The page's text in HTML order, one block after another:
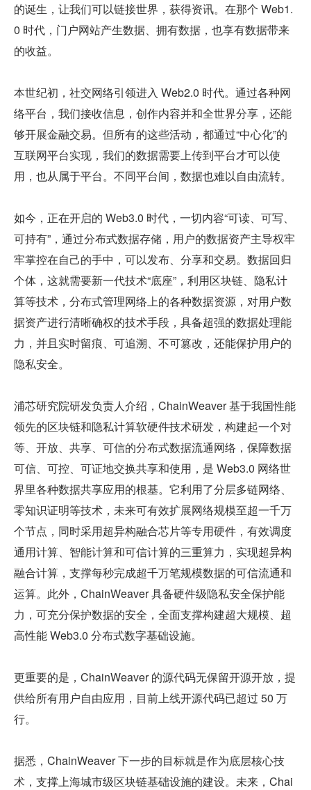
的诞生，让我们可以链接世界，获得资讯。在那个 Web1.
0 时代，门户网站产生数据、拥有数据，也享有数据带来
的收益。
本世纪初，社交网络引领进入 Web2.0 时代。通过各种网
络平台，我们接收信息，创作内容并和全世界分享，还能
够开展金融交易。但所有的这些活动，都通过“中心化”的
互联网平台实现，我们的数据需要上传到平台才可以使
用，也从属于平台。不同平台间，数据也难以自由流转。
如今，正在开启的 Web3.0 时代，一切内容“可读、可写、
可持有”，通过分布式数据存储，用户的数据资产主导权牢
牢掌控在自己的手中，可以发布、分享和交易。数据回归
个体，这就需要新一代技术“底座”，利用区块链、隐私计
算等技术，分布式管理网络上的各种数据资源，对用户数
据资产进行清晰确权的技术手段，具备超强的数据处理能
力，并且实时留痕、可追溯、不可篡改，还能保护用户的
隐私安全。
浦芯研究院研发负责人介绍，ChainWeaver 基于我国性能
领先的区块链和隐私计算软硬件技术研发，构建起一个对
等、开放、共享、可信的分布式数据流通网络，保障数据
可信、可控、可证地交换共享和使用，是 Web3.0 网络世
界里各种数据共享应用的根基。它利用了分层多链网络、
零知识证明等技术，未来可有效扩展网络规模至超一千万
个节点，同时采用超异构融合芯片等专用硬件，有效调度
通用计算、智能计算和可信计算的三重算力，实现超异构
融合计算，支撑每秒完成超千万笔规模数据的可信流通和
运算。此外，ChainWeaver 具备硬件级隐私安全保护能
力，可充分保护数据的安全，全面支撑构建超大规模、超
高性能 Web3.0 分布式数字基础设施。
更重要的是，ChainWeaver 的源代码无保留开源开放，提
供给所有用户自由应用，目前上线开源代码已超过 50 万
行。
据悉，ChainWeaver 下一步的目标就是作为底层核心技
术，支撑上海城市级区块链基础设施的建设。未来，Chai